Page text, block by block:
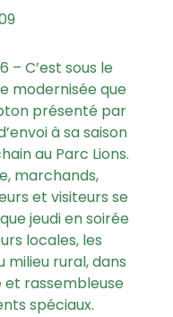
– C’est sous le
modernisée que
présenté par
à sa saison
au Parc Lions.
marchands,
et visiteurs se
jeudi en soirée
locales, les
rural, dans
et rassembleuse
spéciaux.